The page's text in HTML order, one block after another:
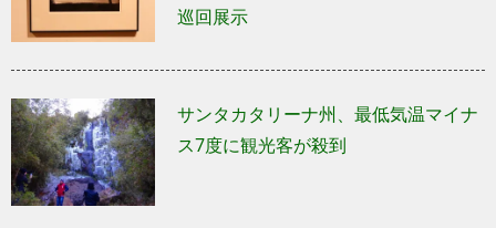
巡回展示
サンタカタリーナ州、最低気温マイナ
ス7度に観光客が殺到